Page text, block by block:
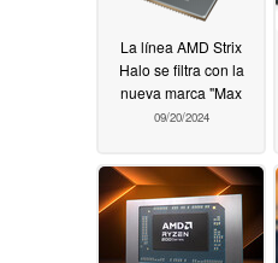
La línea AMD Strix
Halo se filtra con la
nueva marca "Max
09/20/2024